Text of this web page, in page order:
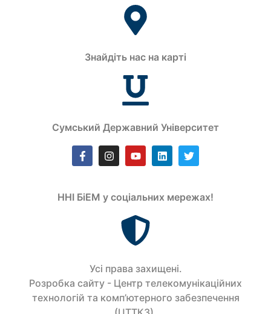
Знайдіть нас на карті
Сумський Державний Університет
ННІ БіЕМ у соціальних мережах!
Усi права захищенi.
Розробка сайту - Центр телекомунікаційних
технологій та комп’ютерного забезпечення